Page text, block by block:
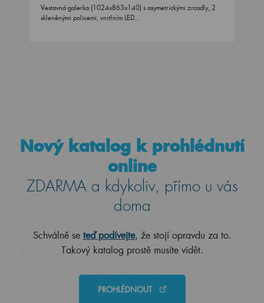
Vestavná galerka (1024x863x140) s asymetrickými zrcadly, 2
skleněnými policemi, vnitřním LED…
Nový katalog k prohlédnutí
online
ZDARMA a kdykoliv, přímo u vás
doma
Schválně se teď podívejte, že stojí opravdu za to.
Takový katalog prostě musíte vidět.
PROHLÉDNOUT